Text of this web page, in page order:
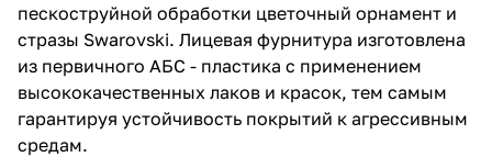
пескоструйной обработки цветочный орнамент и
стразы Swarovski. Лицевая фурнитура изготовлена
из первичного АБС - пластика с применением
высококачественных лаков и красок, тем самым
гарантируя устойчивость покрытий к агрессивным
средам.